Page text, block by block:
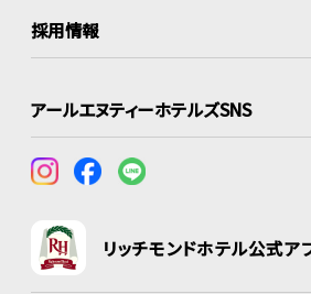
採用情報
アールエヌティーホテルズSNS
リッチモンドホテル公式ア